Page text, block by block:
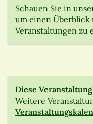
Schauen Sie in
um einen Überblick
Veranstaltungen zu
Diese
Weitere